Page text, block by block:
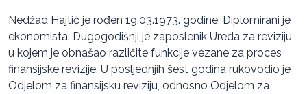
Nedžad Hajtić je rođen 19.03.1973. godine. Diplomirani je
ekonomista. Dugogodišnji je zaposlenik Ureda za reviziju
u kojem je obnašao različite funkcije vezane za proces
finansijske revizije. U posljednjih šest godina rukovodio je
Odjelom za finansijsku reviziju, odnosno Odjelom za